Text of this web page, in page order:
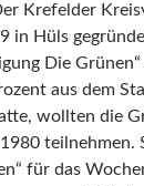
Krefelder
in Hüls
Die
aus dem
wollten die
teilnehmen.
für das